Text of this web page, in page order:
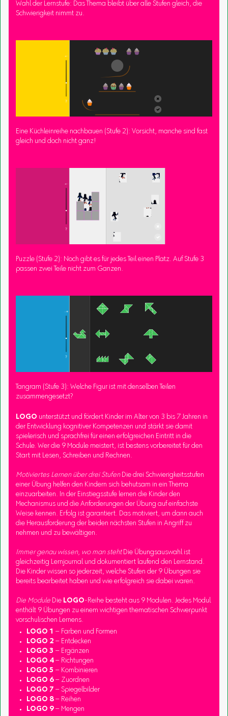
Wahl der Lernstufe: Das Thema bleibt über alle Stufen gleich, die
Schwierigkeit nimmt zu.
Eine Küchleinreihe nachbauen (Stufe 2): Vorsicht, manche sind fast
gleich und doch nicht ganz!
Puzzle (Stufe 2): Noch gibt es für jedes Teil einen Platz. Auf Stufe 3
passen zwei Teile nicht zum Ganzen.
Tangram (Stufe 3): Welche Figur ist mit denselben Teilen
zusammengesetzt?
LOGO unterstützt und fördert Kinder im Alter von 3 bis 7 Jahren in
der Entwicklung kognitiver Kompetenzen und stärkt sie damit
spielerisch und sprachfrei für einen erfolgreichen Eintritt in die
Schule. Wer die 9 Module meistert, ist bestens vorbereitet für den
Start mit Lesen, Schreiben und Rechnen.
Motiviertes Lernen über drei StufenDie drei Schwierigkeitsstufen
einer Übung helfen den Kindern sich behutsam in ein Thema
einzuarbeiten. In der Einstiegsstufe lernen die Kinder den
Mechanismus und die Anforderungen der Übung auf einfachste
Weise kennen. Erfolg ist garantiert. Das motiviert, um dann auch
die Herausforderung der beiden nächsten Stufen in Angriff zu
nehmen und zu bewältigen.
Immer genau wissen, wo man stehtDie Übungsauswahl ist
gleichzeitig Lernjournal und dokumentiert laufend den Lernstand.
Die Kinder wissen so jederzeit, welche Stufen der 9 Übungen sie
bereits bearbeitet haben und wie erfolgreich sie dabei waren.
Die Module Die LOGO-Reihe besteht aus 9 Modulen. Jedes Modul
enthält 9 Übungen zu einem wichtigen thematischen Schwerpunkt
vorschulischen Lernens.
LOGO 1 – Farben und Formen
LOGO 2 – Entdecken
LOGO 3 – Ergänzen
LOGO 4– Richtungen
LOGO 5 – Kombinieren
LOGO 6– Zuordnen
LOGO 7 – Spiegelbilder
LOGO 8– Reihen
LOGO 9– Mengen